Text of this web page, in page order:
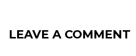
LEAVE A COMMENT